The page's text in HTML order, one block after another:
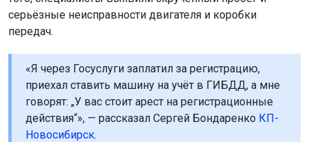
серьёзные неисправности двигателя и коробки
передач.
«Я через Госуслуги заплатил за регистрацию,
приехал ставить машину на учёт в ГИБДД, а мне
говорят: „У вас стоит арест на регистрационные
действия“», — рассказал Сергей Бондаренко КП-
Новосибирск.